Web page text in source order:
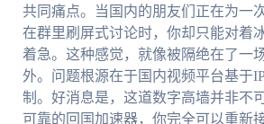
共同痛点。当国内的朋友们正在为一
在群里刷屏式讨论时，你却只能对着
着急。这种感觉，就像被隔绝在了一
外。问题根源在于国内视频平台基于
制。好消息是，这道数字高墙并非不
可靠的回国加速器，你完全可以重新